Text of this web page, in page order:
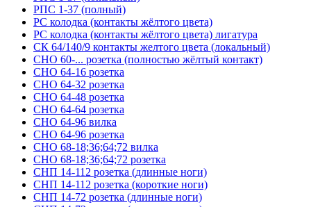
РПС 1-37 (полный)
РС колодка (контакты жёлтого цвета)
РС колодка (контакты жёлтого цвета) лигатура
СК 64/140/9 контакты желтого цвета (локальный)
СНО 60-... розетка (полностью жёлтый контакт)
СНО 64-16 розетка
СНО 64-32 розетка
СНО 64-48 розетка
СНО 64-64 розетка
СНО 64-96 вилка
СНО 64-96 розетка
СНО 68-18;36;64;72 вилка
СНО 68-18;36;64;72 розетка
СНП 14-112 розетка (длинные ноги)
СНП 14-112 розетка (короткие ноги)
СНП 14-72 розетка (длинные ноги)